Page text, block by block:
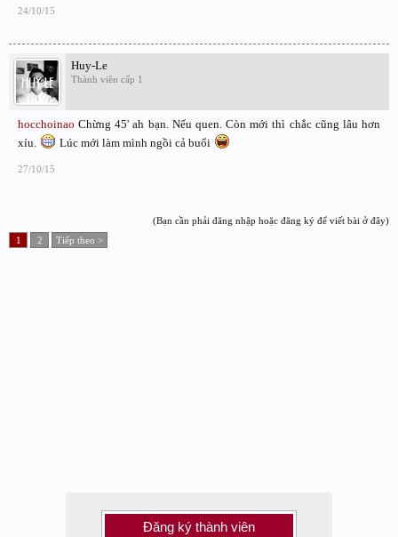
24/10/15
Huy-Le
Thành viên cấp 1
hocchoinao Chừng 45' ah bạn. Nếu quen. Còn mới thì chắc cũng lâu hơn
xíu.
Lúc mới làm mình ngồi cả buổi
27/10/15
(Bạn cần phải đăng nhập hoặc đăng ký để viết bài ở đây)
1
2 Tiếp theo >
Đăng ký thành viên